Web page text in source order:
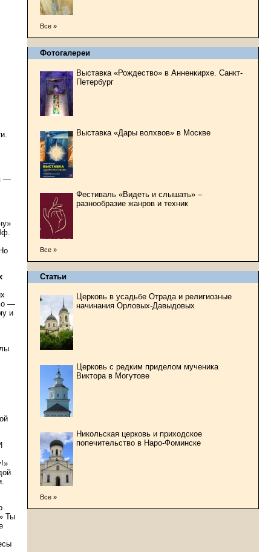
—
—
и
Ты
Все »
Фотогалереи
Выставка «Рождество» в Анненкирхе. Санкт-
Петербург
Выставка «Дары волхвов» в Москве
Фестиваль «Видеть и слышать» –
разнообразие жанров и техник
Все »
Статьи
Церковь в усадьбе Отрада и религиозные
начинания Орловых-Давыдовых
Церковь с редким приделом мученика
Виктора в Могутове
Никольская церковь и приходское
попечительство в Наро-Фоминске
Все »